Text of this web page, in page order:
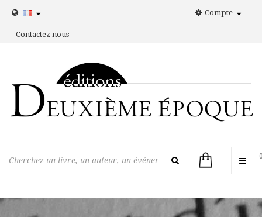
Compte
Contactez nous